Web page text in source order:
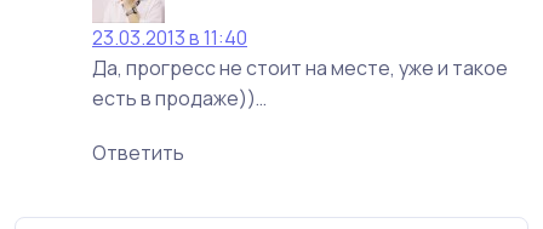
23.03.2013 в 11:40
Да, прогресс не стоит на месте, уже и такое
есть в продаже))…
Ответить